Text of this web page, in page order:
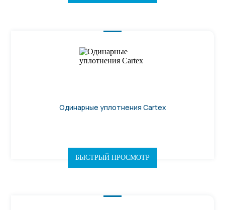
Одинарные уплотнения Cartex
БЫСТРЫЙ ПРОСМОТР